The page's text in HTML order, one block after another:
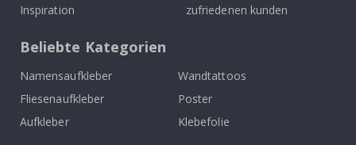
Inspiration
zufriedenen kunden
Beliebte Kategorien
Namensaufkleber
Wandtattoos
Fliesenaufkleber
Poster
Aufkleber
Klebefolie